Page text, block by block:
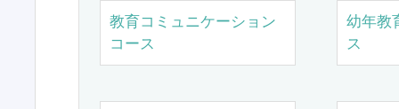
教育コミュニケーション
コース
幼年教
ス